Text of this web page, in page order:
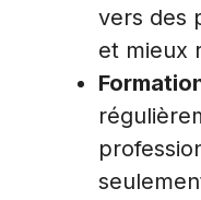
vers des
et mieux